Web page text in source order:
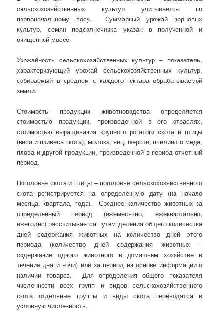
сельскохозяйственных культур учитывается по
первоначальному весу. Суммарный урожай зерновых
культур, семян подсолнечника указан в полученной и
очищенной массе.
Урожайность сельскохозяйственных культур – показатель,
характеризующий урожай сельскохозяйственных культур,
собираемый в среднем с каждого гектара обрабатываемой
земли.
Стоимость продукции животноводства определяется
стоимостью продукции, произведенной в его отраслях,
стоимостью выращивания крупного рогатого скота и птицы
(веса и привеса скота), молока, яиц, шерсти, пчелиного меда,
плова и другой продукции, произведенной в период отчетный
период.
Поголовье скота и птицы – поголовье сельскохозяйственного
скота регистрируется на определенную дату (на начало
месяца, квартала, года). Среднее количество животных за
определенный период (ежемесячно, ежеквартально,
ежегодно) рассчитывается путем деления общего количества
дней содержания животных на количество дней этого
периода (количество дней содержания животных –
содержание одного животного в домашнем хозяйстве в
течение дня и ночи) или за период на основе информации о
наличии товаров. Для определения общего показателя
численности всех групп и видов сельскохозяйственного
скота отдельные группы и виды скота переводятся в
условную численность.